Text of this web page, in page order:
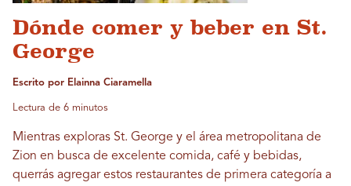
Dónde comer y beber en St.
George
Escrito por Elainna Ciaramella
Lectura de 6 minutos
Mientras exploras St. George y el área metropolitana de
Zion en busca de excelente comida, café y bebidas,
querrás agregar estos restaurantes de primera categoría a